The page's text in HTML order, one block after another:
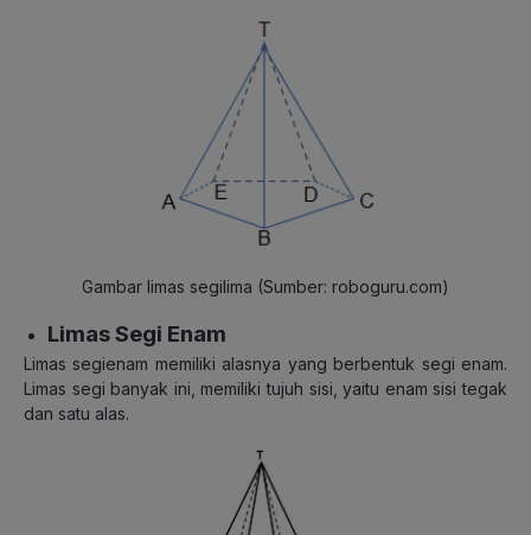
Gambar limas segilima (Sumber: roboguru.com)
Limas Segi Enam
Limas segienam memiliki alasnya yang berbentuk segi enam.
Limas segi banyak ini, memiliki tujuh sisi, yaitu enam sisi tegak
dan satu alas.